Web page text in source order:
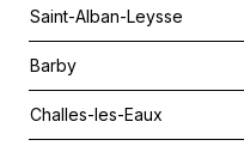
Saint-Alban-Leysse
Barby
Challes-les-Eaux